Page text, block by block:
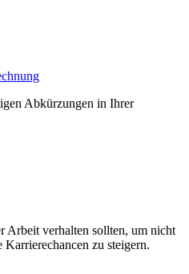
Abkürzungen in Ihrer
Arbeit verhalten sollten, um nicht
zu steigern.